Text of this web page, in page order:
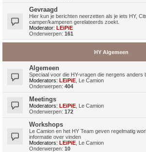
Gevraagd
Hier kun je berichten neerzetten als je iets HY,
camper/kamperen gerelateerds zoekt.
Moderator: LEiPiE
Onderwerpen: 161
HY Algemeen
Algemeen
Speciaal voor die HY-vragen die nergens anders
Moderators: LEiPiE Le Camion
Onderwerpen: 404
Meetings
Moderators: LEiPiE Le Camion
Onderwerpen: 172
Workshops
Le Camion en het HY Team geven regelmatig
informatie over vinden
Moderators: LEiPiE Le Camion
Onderwerpen: 10